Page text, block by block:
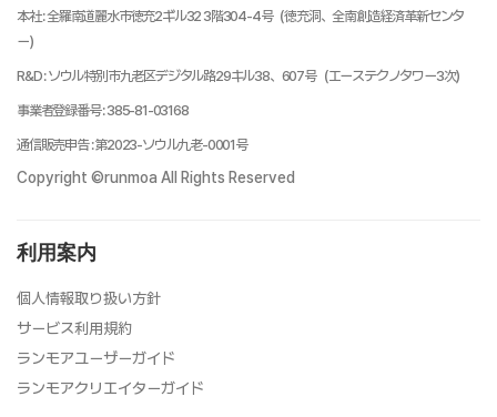
本社:全羅南道麗水市徳充2ギル32 3階304-4号（徳充洞、全南創造経済革新センタ
ー）
R&D:ソウル特別市九老区デジタル路29キル38、607号（エーステクノタワー3次）
事業者登録番号:385-81-03168
通信販売申告:第2023-ソウル九老-0001号
Copyright ©runmoa All Rights Reserved
利用案内
個人情報取り扱い方針
サービス利用規約
ランモアユーザーガイド
ランモアクリエイターガイド